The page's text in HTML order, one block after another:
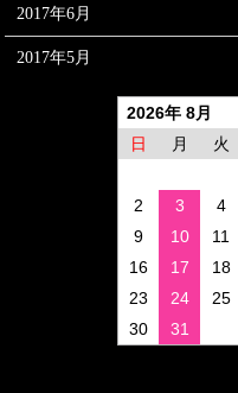
2017年6月
2017年5月
2026年 8月
日
月 火
2
3 4
9
10 11
16
17 18
23
24 25
30
31